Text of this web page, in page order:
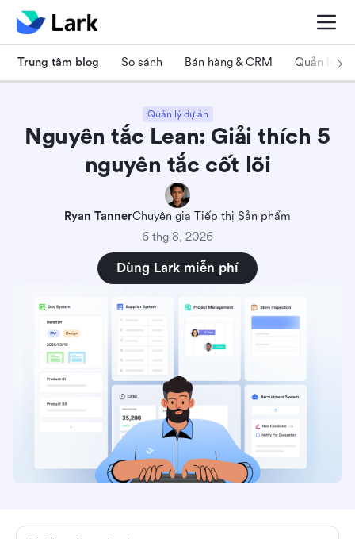
Trung tâm blog So sánh Bán hàng & CRM Quản lý dự
Quản lý dự án
Nguyên tắc Lean: Giải thích 5
nguyên tắc cốt lõi
Ryan TannerChuyên gia Tiếp thị Sản phẩm
6 thg 8, 2026
Dùng Lark miễn phí
Nguyên tắc tinh gọn là gì?